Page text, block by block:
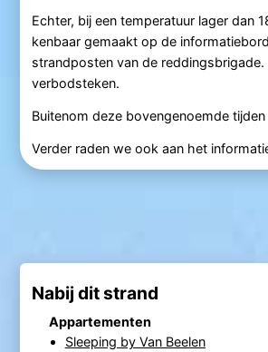
Echter, bij een temperatuur lager dan
kenbaar gemaakt op de
strandposten van de
verbodsteken.
Buitenom deze bovengenoemde
Verder raden we ook aan het
Nabij dit strand
Appartementen
Sleeping by Van Beelen